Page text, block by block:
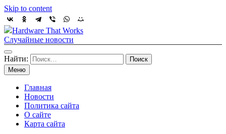
Skip to content
Hardware That Works
Случайные новости
Найти:
Меню
Главная
Новости
Политика сайта
О сайте
Карта сайта